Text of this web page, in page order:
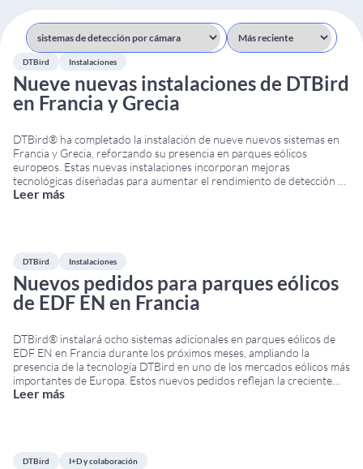
DTBird Instalaciones
Nueve nuevas instalaciones de DTBird
en Francia y Grecia
DTBird® ha completado la instalación de nueve nuevos sistemas en
Francia y Grecia, reforzando su presencia en parques eólicos
europeos. Estas nuevas instalaciones incorporan mejoras
tecnológicas diseñadas para aumentar el rendimiento de detección y
optimizar la monitorización de aves en entornos eólicos. Nuevas
Leer más
DTBird Instalaciones
Nuevos pedidos para parques eólicos
de EDF EN en Francia
DTBird® instalará ocho sistemas adicionales en parques eólicos de
EDF EN en Francia durante los próximos meses, ampliando la
presencia de la tecnología DTBird en uno de los mercados eólicos más
importantes de Europa. Estos nuevos pedidos reflejan la creciente
adopción de soluciones automáticas para la monitorización de aves y
Leer más
DTBird I+D y colaboración